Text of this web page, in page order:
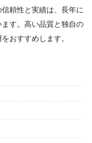
頼性と実績は、長年に
す。高い品質と独自の
おすすめします。